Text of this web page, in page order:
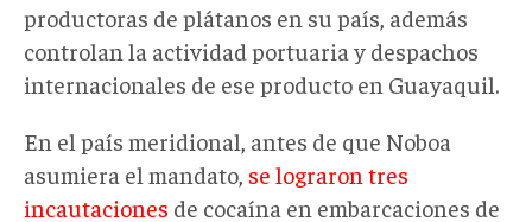
productoras de plátanos en su país, además
controlan la actividad portuaria y despachos
internacionales de ese producto en Guayaquil.
En el país meridional, antes de que Noboa
asumiera el mandato, se lograron tres
incautaciones de cocaína en embarcaciones de